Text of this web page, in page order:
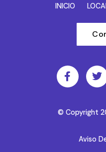
INICIO
© Copyright
Aviso